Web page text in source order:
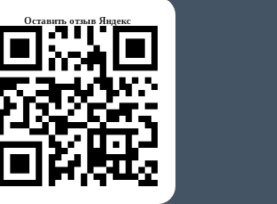
Оставить отзыв Яндекс